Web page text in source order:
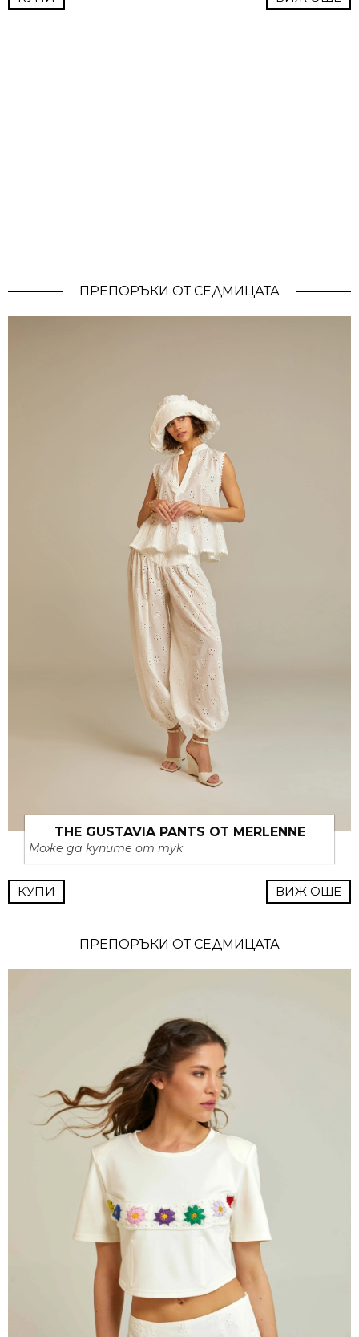
ПРЕПОРЪКИ ОТ СЕДМИЦАТА
THE GUSTAVIA PANTS ОТ MERLENNE
Може да купите от тук
КУПИ ВИЖ ОЩЕ
ПРЕПОРЪКИ ОТ СЕДМИЦАТА